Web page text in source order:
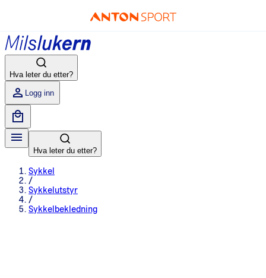
Hva leter du etter?
Logg inn
Hva leter du etter?
Sykkel
/
Sykkelutstyr
/
Sykkelbekledning